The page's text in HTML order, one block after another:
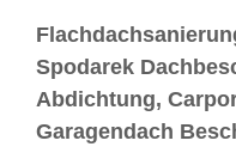
Spodarek
Abdichtung,
Garagendach